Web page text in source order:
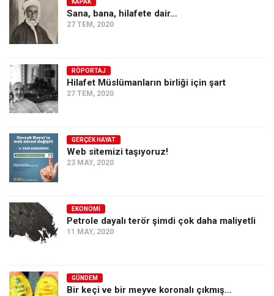
Kitap
Karisi kitap sualleri
Ekonomi
Spor
Manzara
Sağlık
Gıda-Beslenme
Hayat
Siyaset
Dünya
Asya
Sana, bana, hilafete dair…
27 TEM, 2020
RÖPORTAJ
Hilafet Müslümanların birliği için şart
27 TEM, 2020
GERÇEK HAYAT
Web sitemizi taşıyoruz!
23 MAY, 2020
EKONOMI
Petrole dayalı terör şimdi çok daha maliyetli
11 MAY, 2020
GÜNDEM
Bir keçi ve bir meyve koronalı çıkmış…